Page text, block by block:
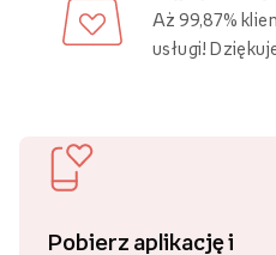
Aż 99,87%
usługi!
Pobierz aplikację i